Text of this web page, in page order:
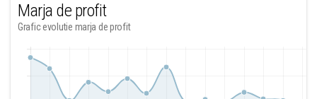
Marja de profit
Grafic evolutie marja de profit